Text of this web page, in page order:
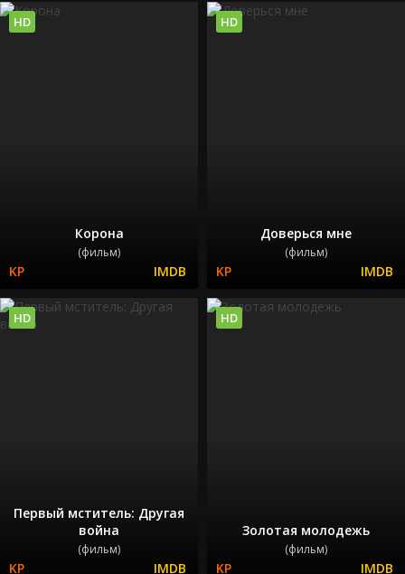
Корона
(фильм)
HD
Доверься мне
(фильм)
HD
Первый мститель: Другая
война
(фильм)
HD
Золотая молодежь
(фильм)
HD